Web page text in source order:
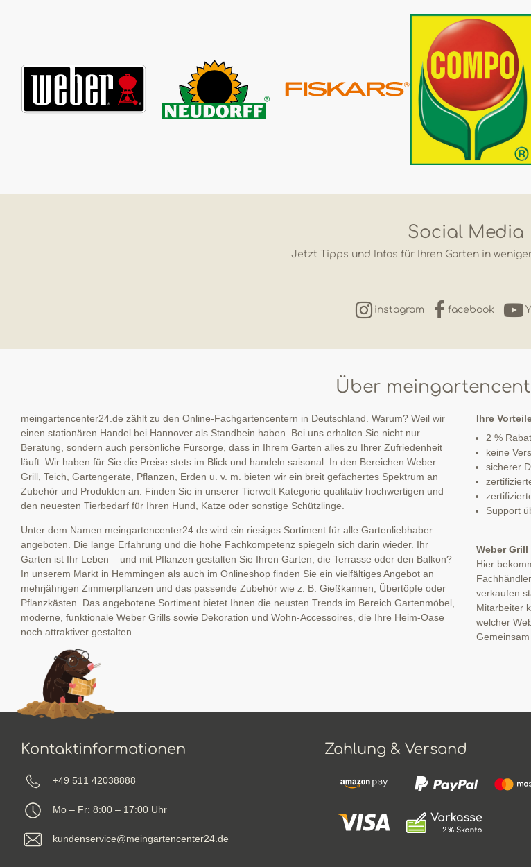
Social Media
Jetzt Tipps und Infos für Ihren Garten in
instagram facebook
Über
meingartencenter24.de zählt zu den Online-Fachgartencentern in Deutschland. Warum? Weil wir
einen stationären Handel bei Hannover als Standbein haben. Bei uns erhalten Sie nicht nur
Beratung, sondern auch persönliche Fürsorge, dass in Ihrem Garten alles zu Ihrer Zufriedenheit
läuft. Wir haben für Sie die Preise stets im Blick und handeln saisonal. In den Bereichen Weber
Grill, Teich, Gartengeräte, Pflanzen, Erden u. v. m. bieten wir ein breit gefächertes Spektrum an
Zubehör und Produkten an. Finden Sie in unserer Tierwelt Kategorie qualitativ hochwertigen und
den neuesten Tierbedarf für Ihren Hund, Katze oder sonstige Schützlinge.
Unter dem Namen meingartencenter24.de wird ein riesiges Sortiment für alle Gartenliebhaber
angeboten. Die lange Erfahrung und die hohe Fachkompetenz spiegeln sich darin wieder. Ihr
Garten ist Ihr Leben – und mit Pflanzen gestalten Sie Ihren Garten, die Terrasse oder den Balkon?
In unserem Markt in Hemmingen als auch im Onlineshop finden Sie ein vielfältiges Angebot an
mehrjährigen Zimmerpflanzen und das passende Zubehör wie z. B. Gießkannen, Übertöpfe oder
Pflanzkästen. Das angebotene Sortiment bietet Ihnen die neusten Trends im Bereich Gartenmöbel,
moderne, funktionale Weber Grills sowie Dekoration und Wohn-Accessoires, die Ihre Heim-Oase
noch attraktiver gestalten.
Ihre
2 %
keine
sicherer
Support
Weber
Hier
verkaufen
Mitarbeiter
welcher
Kontaktinformationen
+49 511 42038888
Mo – Fr: 8:00 – 17:00 Uhr
kundenservice@meingartencenter24.de
Zahlung & Versand